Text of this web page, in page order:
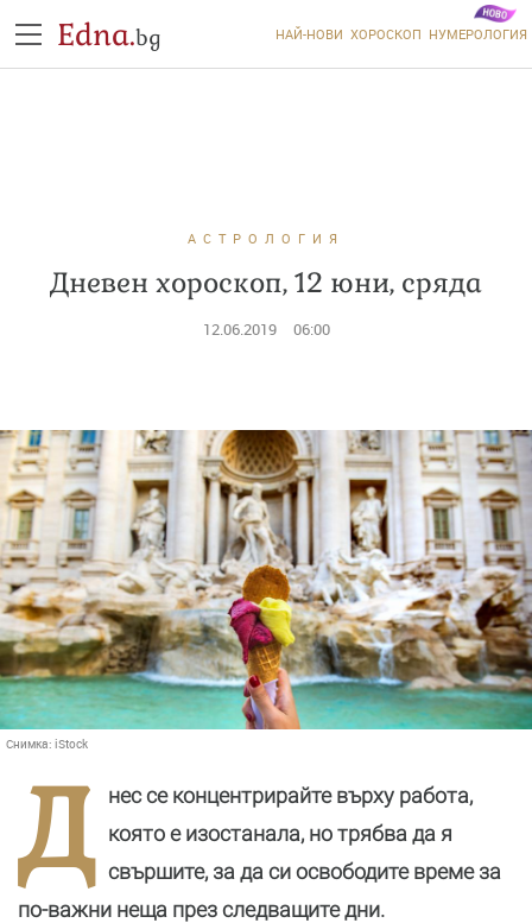
Edna.bg НАЙ-НОВИ ХОРОСКОП НУМЕРОЛОГИЯ
АСТРОЛОГИЯ
Дневен хороскоп, 12 юни, сряда
12.06.2019 06:00
Снимка: iStock
Д
нес се концентрирайте върху работа,
която е изостанала, но трябва да я
свършите, за да си освободите време за
по-важни неща през следващите дни.